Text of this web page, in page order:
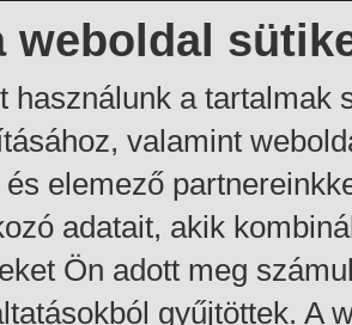
weboldal
használunk a tartalmak
valamint
és elemező
adatait, akik
Ön adott meg
gyűjtöttek. A